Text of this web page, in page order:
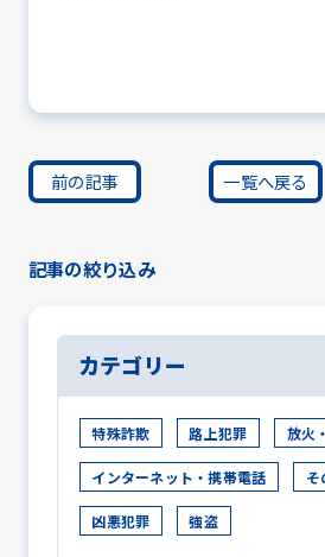
前の記事 一覧へ戻る
記事の絞り込み
カテゴリー
特殊詐欺 路上犯罪 放火
インターネット・携帯電話 そ
凶悪犯罪 強盗